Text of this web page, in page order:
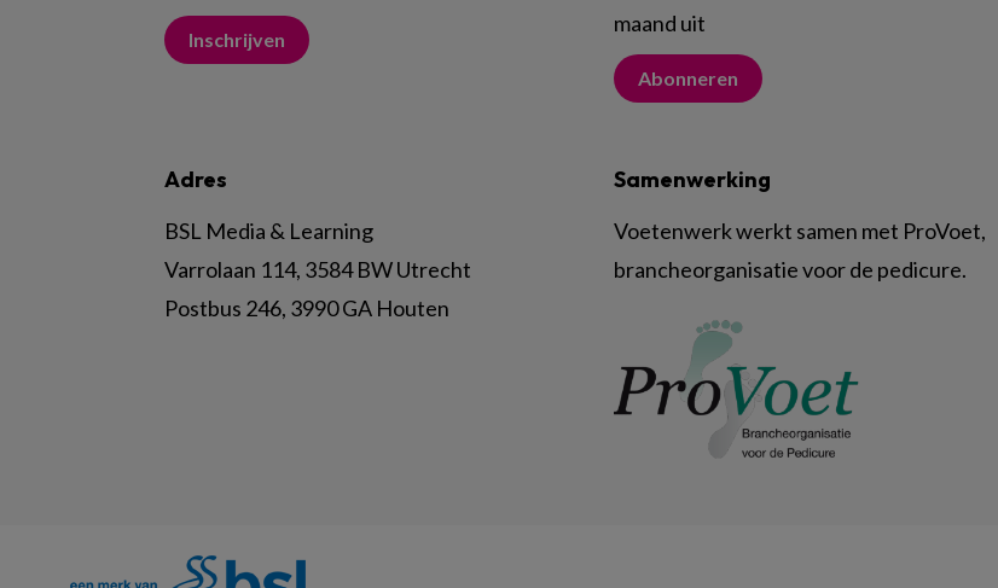
Inschrijven
maand uit
Abonneren
Adres
BSL Media & Learning
Varrolaan 114, 3584 BW Utrecht
Postbus 246, 3990 GA Houten
Samenwerking
Voetenwerk werkt samen met ProVoet,
brancheorganisatie voor de pedicure.